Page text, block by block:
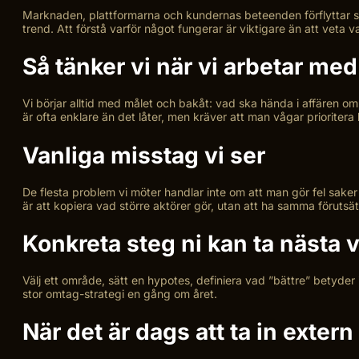
Marknaden, plattformarna och kundernas beteenden
trend. Att förstå varför något fungerar är viktigare än att veta
Så tänker vi när vi arbetar
Vi börjar alltid med målet och bakåt: vad ska hända i affären
är ofta enklare än det låter, men kräver att man vågar
Vanliga misstag vi ser
De flesta problem vi möter handlar inte om att man gör fel
är att kopiera vad större aktörer gör, utan att ha samma
Konkreta steg ni kan ta nästa
Välj ett område, sätt en hypotes, definiera vad ”bättre”
stor omtag-strategi en gång om året.
När det är dags att ta in